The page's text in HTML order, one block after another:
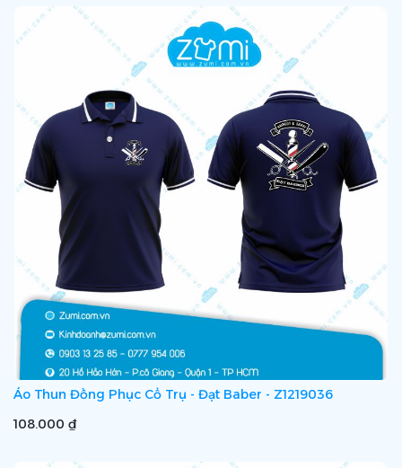
Áo Thun Đồng Phục Cổ Trụ - Đạt Baber - Z1219036
108.000 ₫